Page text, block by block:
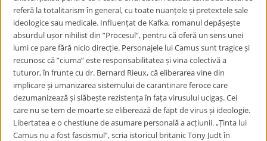
referă la totalitarism în general, cu toate nuanțele și pretextele sale
ideologice sau medicale. Influențat de Kafka, romanul depășește
absurdul ușor nihilist din ”Procesul”, pentru că oferă un sens unei
lumi ce pare fără nicio direcție. Personajele lui Camus sunt tragice și
recunosc că ”ciuma” este responsabilitatea și vina colectivă a
tuturor, în frunte cu dr. Bernard Rieux, că eliberarea vine din
implicare și umanizarea sistemului de carantinare feroce care
dezumanizează și slăbește rezistența în fața virusului ucigaș. Cei
care nu se tem de moarte se eliberează de fapt de virus și ideologie.
Libertatea e o chestiune de asumare personală a acțiunii. „Ținta lui
Camus nu a fost fascismul”, scria istoricul britanic Tony Judt în